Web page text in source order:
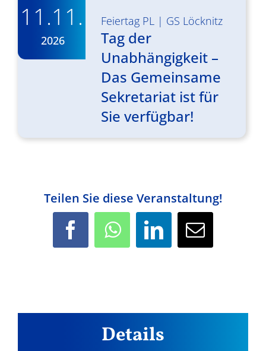
11.11.
2026
Feiertag PL | GS Löcknitz
Tag der
Unabhängigkeit –
Das Gemeinsame
Sekretariat ist für
Sie verfügbar!
Teilen Sie diese Veranstaltung!
Facebook WhatsApp LinkedIn
E-
Details